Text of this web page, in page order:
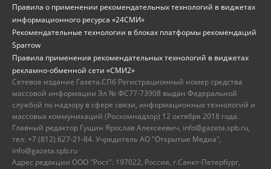
Правила о применении рекомендательных технологий в виджетах
информационного ресурса «24СМИ»
Рекомендательные технологии в блоках платформы рекомендаций
Sparrow
Правила применения рекомендательных технологий в виджетах
рекламно-обменной сети «СМИ2»
Сетевое издание Газета.СПб Регистрационный номер средства
массовой информации Эл № ФС77-73908 выдан Федеральной
службой по надзору в сфере связи, информационных технологий и
массовых коммуникаций (Роскомнадзор) 12 октября 2018 года.
Главный редактор Гущин Ярослав Алексеевич, info@gazeta.spb.ru,
тел: +7 (812) 627-21-84. Учредитель АО "Открытые Медиа",
info@gazeta.spb.ru
Адрес редакции ООО "Рост": 197022, Россия, г.Санкт-Петербург,